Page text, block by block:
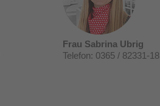
Frau Sabrina Ubrig
Telefon: 0365 / 82331-18